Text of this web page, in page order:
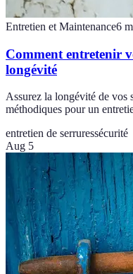
Entretien et Maintenance6
Comment entretenir
longévité
Assurez la longévité de vos
méthodiques pour un
entretien de serruressécurité
Aug 5